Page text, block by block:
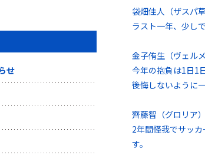
袋畑佳人（ザスパ
ラスト一年、少し
金子侑生（ヴェルメ
今年の抱負は1日1
後悔しないように
齊藤智（グロリア）
2年間怪我でサッ
す。
せ